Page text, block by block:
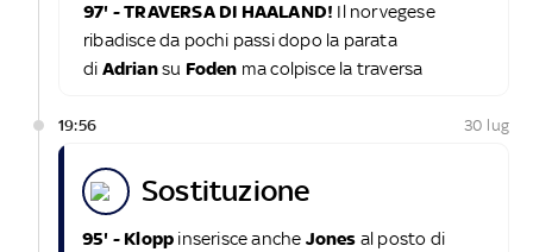
97' - TRAVERSA DI HAALAND! Il norvegese
ribadisce da pochi passi dopo la parata
di Adriansu Foden ma colpisce la traversa
19:56 30 lug
sostituzione
95' - Klopp inserisce anche Jones al posto di